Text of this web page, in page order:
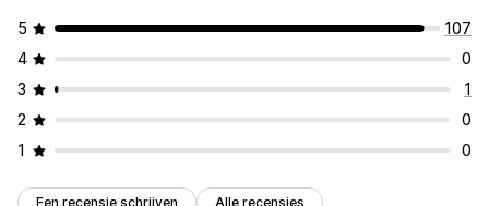
5
107
4
0
3
1
2
0
1
0
Een recensie schrijven Alle recensies